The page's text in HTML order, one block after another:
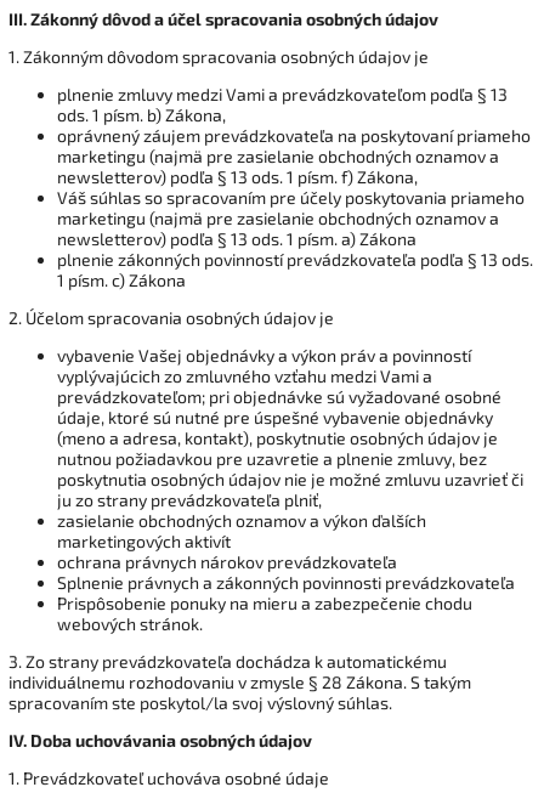
III.Zákonný dôvod a účel spracovania osobných údajov
1. Zákonným dôvodom spracovania osobných údajov je
plnenie zmluvy medzi Vami a prevádzkovateľom podľa § 13
ods. 1 písm. b) Zákona,
oprávnený záujem prevádzkovateľa na poskytovaní priameho
marketingu (najmä pre zasielanie obchodných oznamov a
newsletterov) podľa § 13 ods. 1 písm. f) Zákona,
Váš súhlas so spracovaním pre účely poskytovania priameho
marketingu (najmä pre zasielanie obchodných oznamov a
newsletterov) podľa § 13 ods. 1 písm. a) Zákona
plnenie zákonných povinností prevádzkovateľa podľa § 13 ods.
1 písm. c) Zákona
2. Účelom spracovania osobných údajov je
vybavenie Vašej objednávky a výkon práv a povinností
vyplývajúcich zo zmluvného vzťahu medzi Vami a
prevádzkovateľom; pri objednávke sú vyžadované osobné
údaje, ktoré sú nutné pre úspešné vybavenie objednávky
(meno a adresa, kontakt), poskytnutie osobných údajov je
nutnou požiadavkou pre uzavretie a plnenie zmluvy, bez
poskytnutia osobných údajov nie je možné zmluvu uzavrieť či
ju zo strany prevádzkovateľa plniť,
zasielanie obchodných oznamov a výkon ďalších
marketingových aktivít
ochrana právnych nárokov prevádzkovateľa
Splnenie právnych a zákonných povinnosti prevádzkovateľa
Prispôsobenie ponuky na mieru a zabezpečenie chodu
webových stránok.
3. Zo strany prevádzkovateľa dochádza k automatickému
individuálnemu rozhodovaniu v zmysle § 28 Zákona. S takým
spracovaním ste poskytol/la svoj výslovný súhlas.
IV. Doba uchovávania osobných údajov
1. Prevádzkovateľ uchováva osobné údaje